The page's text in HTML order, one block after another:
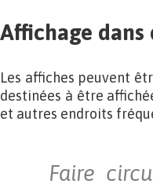
Affichage
Les affiches peuvent
destinées à être
et autres endroits
Faire